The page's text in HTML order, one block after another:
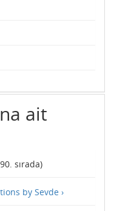
ait
. sırada)
by Sevde ›